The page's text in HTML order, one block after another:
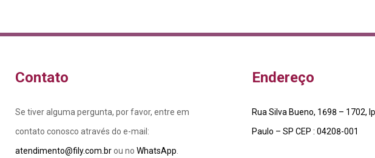
Contato
Se tiver alguma pergunta, por favor, entre em
contato conosco através do e-mail:
atendimento@fily.com.brou no WhatsApp
Endereço
Rua Silva Bueno, 1698 – 1702,
Paulo – SP CEP : 04208-001